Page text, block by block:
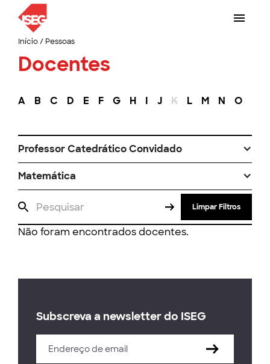
Início/ Pessoas
Docentes
A B C D E F G H I J K L M N O
Professor Catedrático Convidado
Matemática
Limpar Filtros
Não foram encontrados docentes.
Subscreva a newsletter do ISEG